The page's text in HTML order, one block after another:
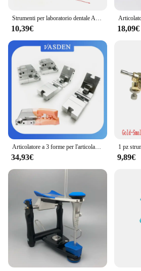
10,39€ 18,09€
34,93€ 9,89€